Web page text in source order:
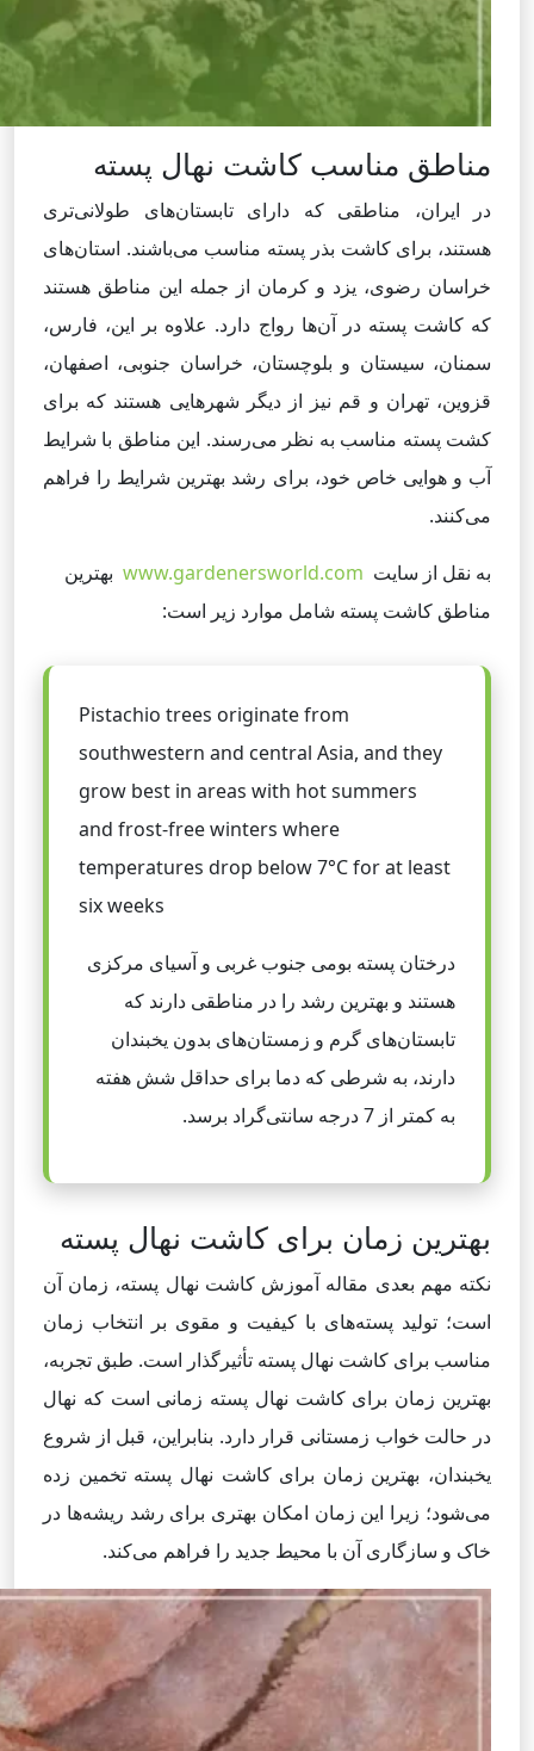
مناطق مناسب کاشت نهال پسته
در ایران، مناطقی که دارای تابستان‌های طولانی‌تری
هستند، برای کاشت بذر پسته مناسب می‌باشند. استان‌های
خراسان رضوی، یزد و کرمان از جمله این مناطق هستند
که کاشت پسته در آن‌ها رواج دارد. علاوه بر این، فارس،
سمنان، سیستان و بلوچستان، خراسان جنوبی، اصفهان،
قزوین، تهران و قم نیز از دیگر شهرهایی هستند که برای
کشت پسته مناسب به نظر می‌رسند. این مناطق با شرایط
آب و هوایی خاص خود، برای رشد بهترین شرایط را فراهم
می‌کنند.
به نقل از سایت
بهترین
مناطق کاشت پسته شامل موارد زیر است:
Pistachio trees originate from
southwestern and central Asia, and they
grow best in areas with hot summers
and frost-free winters where
temperatures drop below 7°C for at least
six weeks
درختان پسته بومی جنوب غربی و آسیای مرکزی
هستند و بهترین رشد را در مناطقی دارند که
تابستان‌های گرم و زمستان‌های بدون یخبندان
دارند، به شرطی که دما برای حداقل شش هفته
به کمتر از 7 درجه سانتی‌گراد برسد.
بهترین زمان برای کاشت نهال پسته
نکته مهم بعدی مقاله آموزش کاشت نهال پسته، زمان آن
است؛ تولید پسته‌های با کیفیت و مقوی بر انتخاب زمان
مناسب برای کاشت نهال پسته تأثیرگذار است. طبق تجربه،
بهترین زمان برای کاشت نهال پسته زمانی است که نهال
در حالت خواب زمستانی قرار دارد. بنابراین، قبل از شروع
یخبندان، بهترین زمان برای کاشت نهال پسته تخمین زده
می‌شود؛ زیرا این زمان امکان بهتری برای رشد ریشه‌ها در
خاک و سازگاری آن با محیط جدید را فراهم می‌کند.